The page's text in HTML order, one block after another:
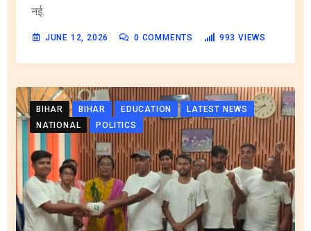
नई.
JUNE 12, 2026 0 COMMENTS 993 VIEWS
BIHAR BIHAR EDUCATION
LATEST NEWS
NATIONAL
POLITICS